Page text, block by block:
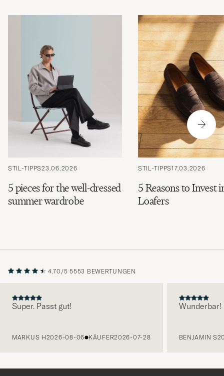
STIL-TIPPS23.06.2026
5 pieces for the well-dressed
summer wardrobe
STIL-TIPPS17.03.2026
5 Reasons to Invest
Loafers
4.70/5 5553 BEWERTUNGEN
Super. Passt gut!
MARKUS H2026-08-06 KÄUFER2026-07-28
Wunderbar!
BENJAMIN S